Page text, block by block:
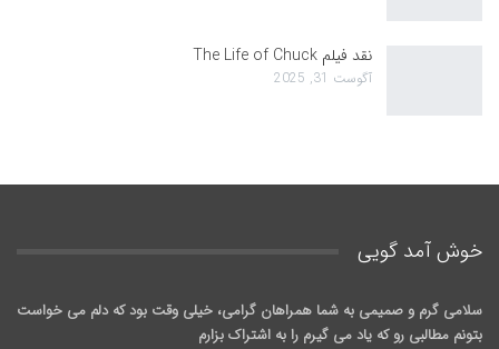
نقد فیلم The Life of Chuck
آگوست 31, 2025
خوش آمد گويی
سلامی گرم و صمیمی به شما همراهان گرامی، خیلی وقت بود که دلم می خواست
بتونم مطالبی رو که یاد می گیرم را به اشتراک بزارم